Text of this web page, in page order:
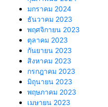
มกราคม 2024
ธันวาคม 2023
พฤศจิกายน 2023
ตุลาคม 2023
กันยายน 2023
สิงหาคม 2023
กรกฎาคม 2023
มิถุนายน 2023
พฤษภาคม 2023
เมษายน 2023